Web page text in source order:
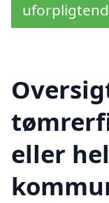
eller